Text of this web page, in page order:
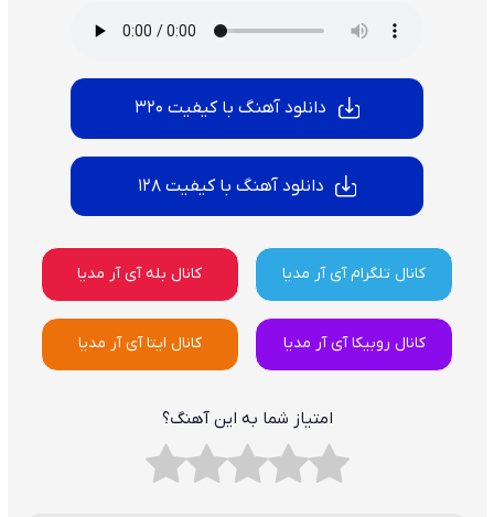
دانلود آهنگ با کیفیت 320
دانلود آهنگ با کیفیت 128
کانال تلگرام آی آر مدیا کانال بله آی آر مدیا
کانال روبیکا آی آر مدیا کانال ایتا آی آر مدیا
امتیاز شما به این آهنگ؟